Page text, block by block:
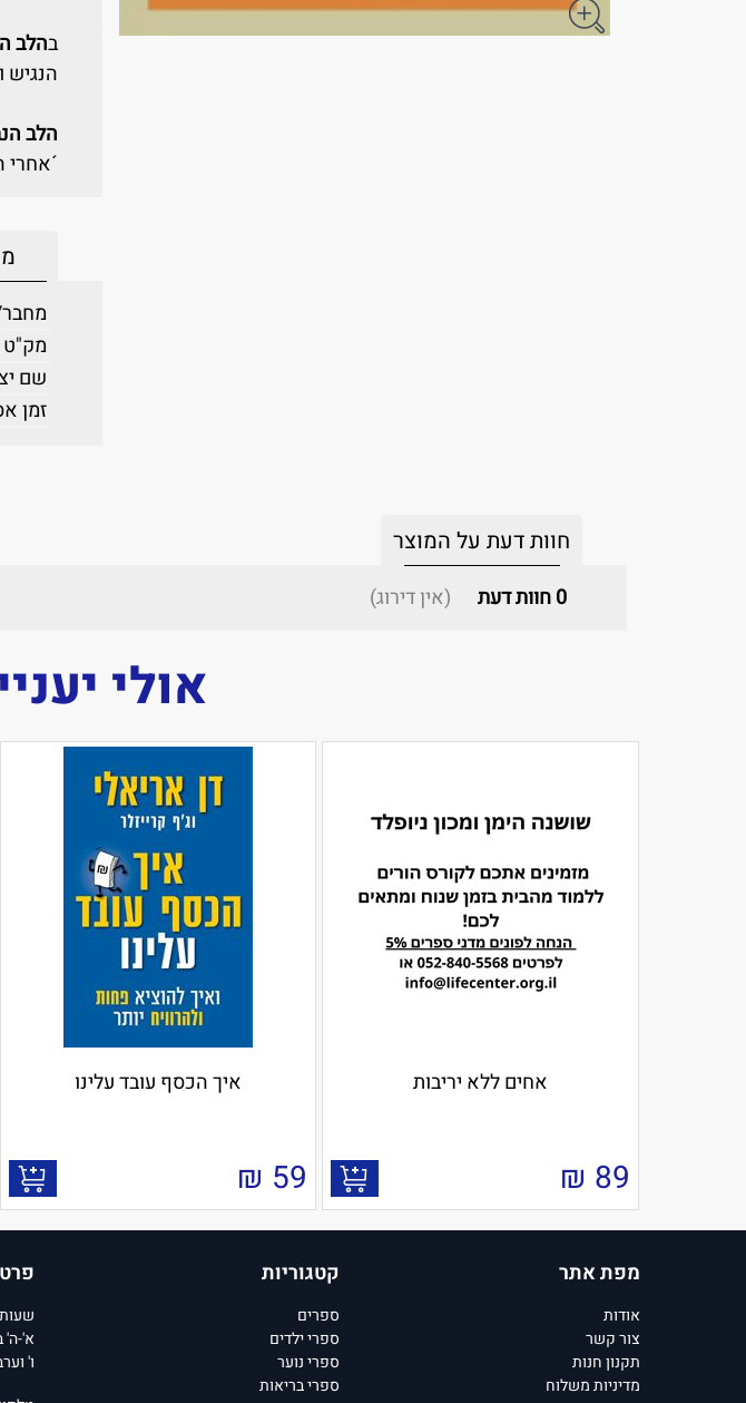
בהלב
הנגיש
הלב
´אחרי
מק"ט
שם
זמן
חוות דעת על המוצר
0חוות דעת (אין דירוג)
אולי
אחים ללא יריבות
89
₪
איך הכסף עובד עלינו
59
₪
מפת אתר
אודות
צור קשר
תקנון חנות
מדיניות משלוח
קטגוריות
ספרים
ספרי ילדים
ספרי נוער
ספרי בריאות
א'-ה' בין
ו'